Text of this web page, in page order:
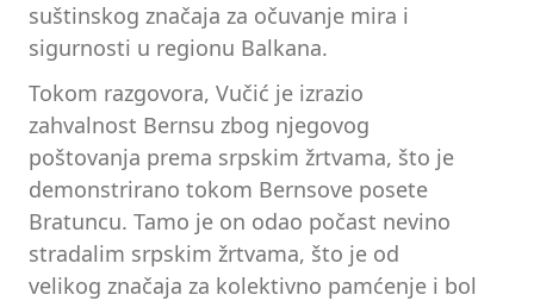
suštinskog značaja za očuvanje mira i
sigurnosti u regionu Balkana.
Tokom razgovora, Vučić je izrazio
zahvalnost Bernsu zbog njegovog
poštovanja prema srpskim žrtvama, što je
demonstrirano tokom Bernsove posete
Bratuncu. Tamo je on odao počast nevino
stradalim srpskim žrtvama, što je od
velikog značaja za kolektivno pamćenje i bol